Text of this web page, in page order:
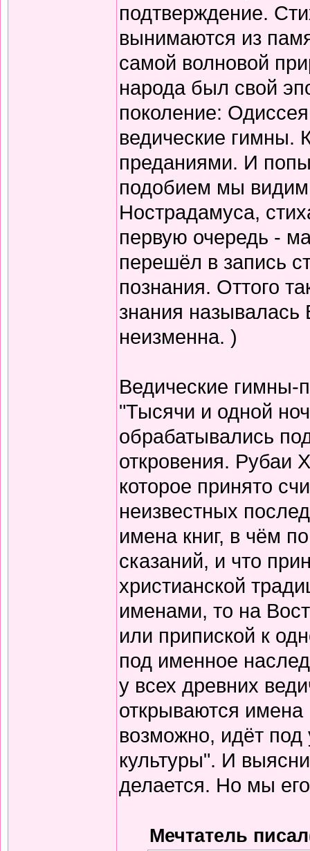
подтверждение.
вынимаются из
самой волновой
народа был свой
поколение:
ведические гимны.
преданиями. И
подобием мы видим
Нострадамуса,
первую очередь -
перешёл в запись
познания. Оттого
знания
неизменна. )
Ведические гимны-
"Тысячи и одной
обрабатывались
откровения. Рубаи
которое принято
неизвестных
имена книг, в чём
сказаний, и что
христианской
именами, то на
или припиской к
под именное
у всех древних
открываются имена
возможно, идёт под
культуры". И
делается. Но мы
Мечтатель